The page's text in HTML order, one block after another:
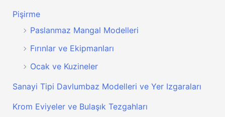
Pişirme
Paslanmaz Mangal Modelleri
Fırınlar ve Ekipmanları
Ocak ve Kuzineler
Sanayi Tipi Davlumbaz Modelleri ve Yer Izgaraları
Krom Eviyeler ve Bulaşık Tezgahları